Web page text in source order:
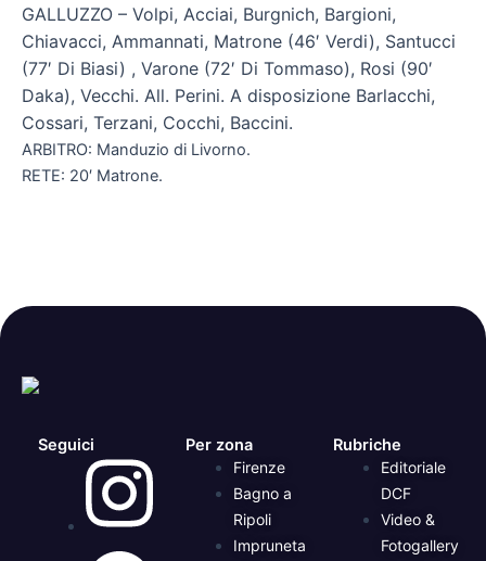
GALLUZZO – Volpi, Acciai, Burgnich, Bargioni,
Chiavacci, Ammannati, Matrone (46′ Verdi), Santucci
(77′ Di Biasi) , Varone (72′ Di Tommaso), Rosi (90′
Daka), Vecchi. All. Perini. A disposizione Barlacchi,
Cossari, Terzani, Cocchi, Baccini.
ARBITRO: Manduzio di Livorno.
RETE: 20′ Matrone.
Seguici Per zona
Firenze
Bagno a
Ripoli
Impruneta
Rubriche
Editoriale
DCF
Video &
Fotogallery